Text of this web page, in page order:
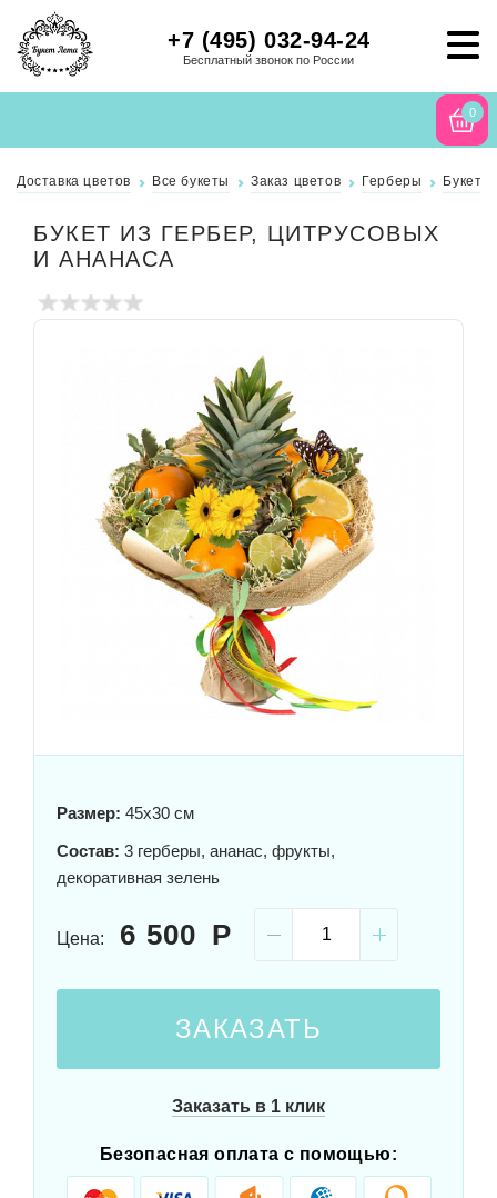
+7 (495) 032-94-24
Бесплатный звонок по России
0
Доставка цветов Все букеты Заказ цветов Герберы Букет
БУКЕТ ИЗ ГЕРБЕР, ЦИТРУСОВЫХ
И АНАНАСА
Размер: 45x30 см
Состав: 3 герберы, ананас, фрукты,
декоративная зелень
Цена: 6 500
ЗАКАЗАТЬ
Заказать в 1 клик
Безопасная оплата с помощью: